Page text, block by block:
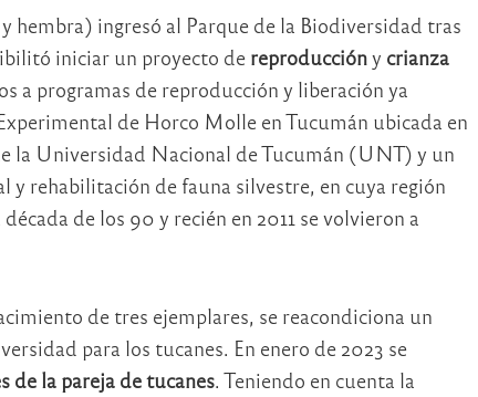
hembra) ingresó al Parque de la Biodiversidad tras
iniciar un proyecto de reproduccióny crianza
a programas de reproducción y liberación ya
de Horco Molle en Tucumán ubicada en
la Universidad Nacional de Tucumán (UNT) y un
y rehabilitación de fauna silvestre, en cuya región
de los 90 y recién en 2011 se volvieron a
de tres ejemplares, se reacondiciona un
para los tucanes. En enero de 2023 se
de la pareja de tucanes. Teniendo en cuenta la